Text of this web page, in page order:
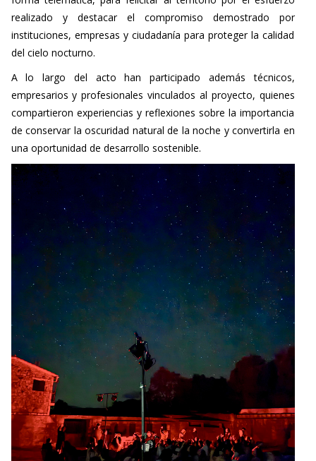
realizado y destacar el compromiso demostrado por
instituciones, empresas y ciudadanía para proteger la calidad
del cielo nocturno.
A lo largo del acto han participado además técnicos,
empresarios y profesionales vinculados al proyecto, quienes
compartieron experiencias y reflexiones sobre la importancia
de conservar la oscuridad natural de la noche y convertirla en
una oportunidad de desarrollo sostenible.